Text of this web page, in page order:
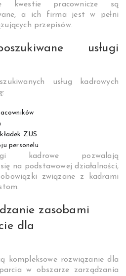
kwestie pracownicze są
a ich firma jest w pełni
przepisów.
usługi
usług kadrowych
ZUS
personelu
kadrowe pozwalają
na podstawowej działalności,
związane z kadrami
zasobami
dla
kompleksowe rozwiązanie dla
w obszarze zarządzania